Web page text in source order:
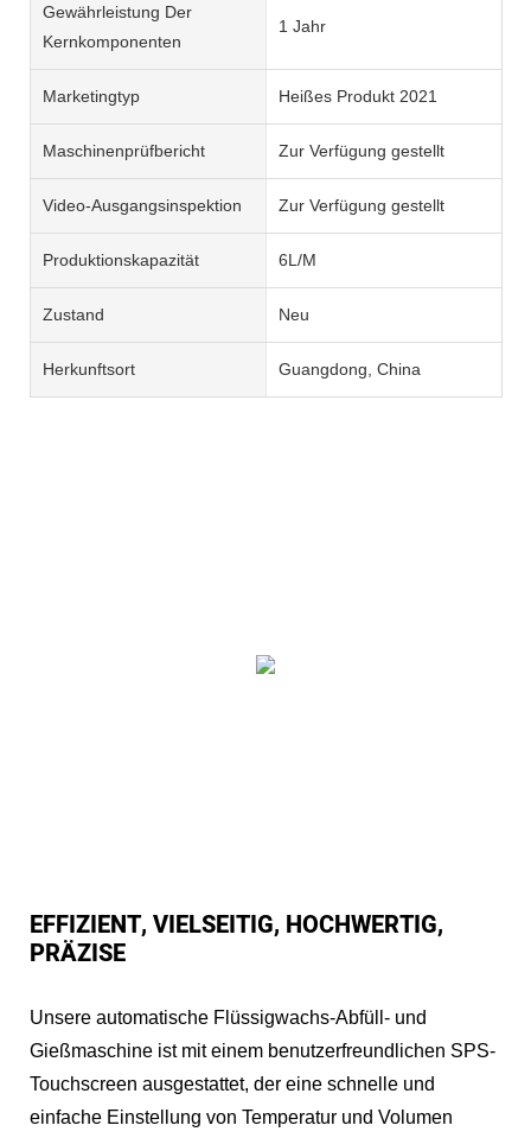
Gewährleistung Der
Kernkomponenten
1 Jahr
Marketingtyp Heißes Produkt 2021
Maschinenprüfbericht Zur Verfügung gestellt
Video-Ausgangsinspektion Zur Verfügung gestellt
Produktionskapazität 6L/M
Zustand Neu
Herkunftsort Guangdong, China
EFFIZIENT, VIELSEITIG, HOCHWERTIG,
PRÄZISE
Unsere automatische Flüssigwachs-Abfüll- und
Gießmaschine ist mit einem benutzerfreundlichen SPS-
Touchscreen ausgestattet, der eine schnelle und
einfache Einstellung von Temperatur und Volumen